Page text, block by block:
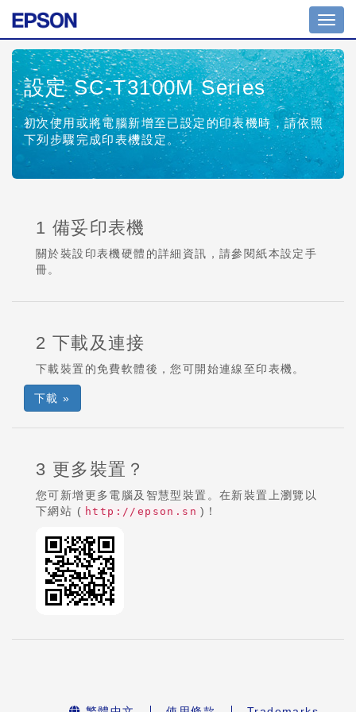
設定 SC-T3100M Series
初次使用或將電腦新增至已設定的印表機時，請依照
下列步驟完成印表機設定。
1 備妥印表機
關於裝設印表機硬體的詳細資訊，請參閱紙本設定手
冊。
2 下載及連接
下載裝置的免費軟體後，您可開始連線至印表機。
下載 »
3 更多裝置？
您可新增更多電腦及智慧型裝置。在新裝置上瀏覽以
下網站 ( http://epson.sn )！